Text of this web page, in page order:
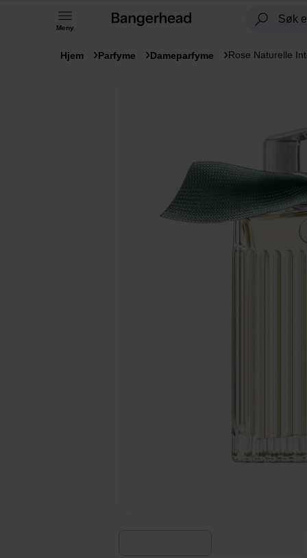
Meny
Hjem Parfyme Dameparfyme Rose Naturelle